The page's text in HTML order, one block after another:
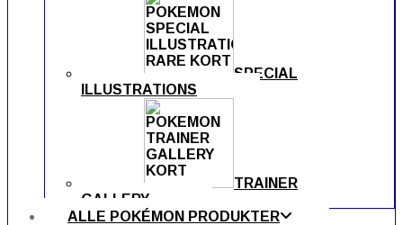
SPECIAL
ILLUSTRATIONS
TRAINER
GALLERY
ALLE POKÉMON PRODUKTER